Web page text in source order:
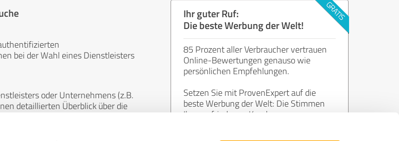
bei der Wahl eines Dienstleisters
oder Unternehmens (z.B.
detaillierten Überblick über die
Ihr guter Ruf:
Die beste Werbung der Welt!
85 Prozent aller Verbraucher vertrauen
Online-Bewertungen genauso wie
persönlichen Empfehlungen.
Setzen Sie mit ProvenExpert auf die
beste Werbung der Welt: Die Stimmen
Ihrer zufriedenen Kunden.